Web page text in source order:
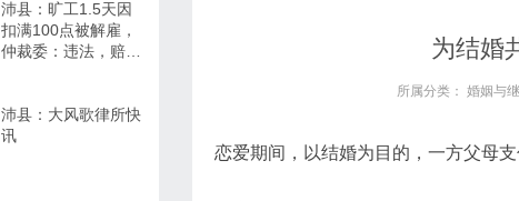
为结婚
所属分类： 婚姻与
恋爱期间，以结婚为目的，一方父母
沛县：旷工1.5天因
扣满100点被解雇，
仲裁委：违法，赔
沛县：大风歌律所快
讯